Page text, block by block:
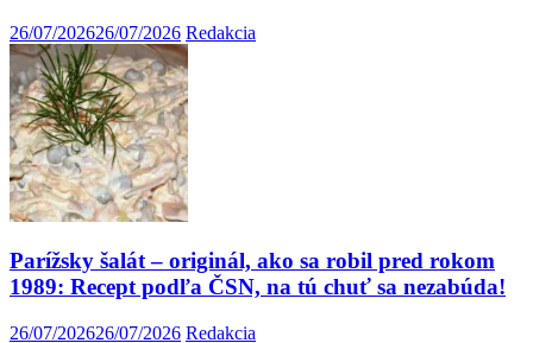
26/07/202626/07/2026 Redakcia
Parížsky šalát – originál, ako sa robil pred rokom
1989: Recept podľa ČSN, na tú chuť sa nezabúda!
26/07/202626/07/2026 Redakcia